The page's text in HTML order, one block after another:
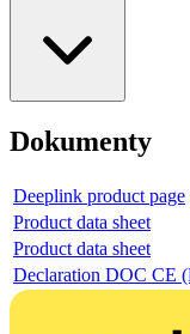
Dokumenty
Deeplink product page
Product data sheet
Product data sheet
Declaration DOC CE